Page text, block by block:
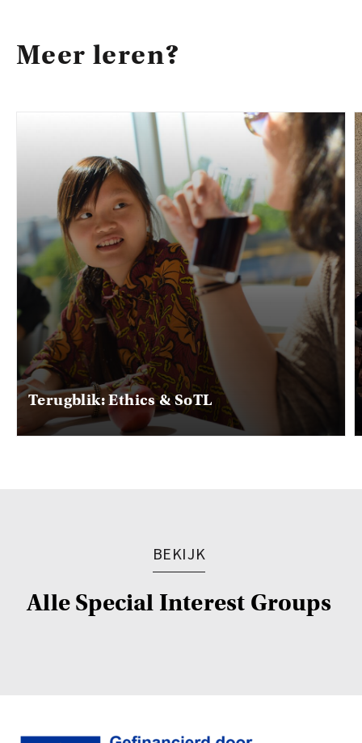
Meer leren?
Terugblik: Ethics & SoTL
BEKIJK
Alle Special Interest Groups